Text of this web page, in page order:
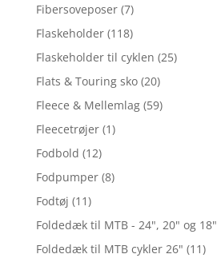
Fibersoveposer (7)
Flaskeholder (118)
Flaskeholder til cyklen (25)
Flats & Touring sko (20)
Fleece & Mellemlag (59)
Fleecetrøjer (1)
Fodbold (12)
Fodpumper (8)
Fodtøj (11)
Foldedæk til MTB - 24", 20" og 18"
Foldedæk til MTB cykler 26" (11)